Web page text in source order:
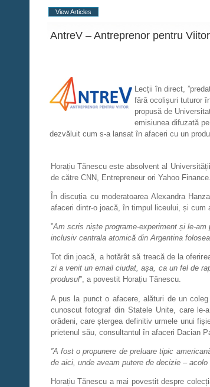
View Articles
AntreV – Antreprenor pentru
Lecții în direct,
fără ocolișuri tuturor
propusă de
emisiunea difuzată
dezvăluit cum s-a lansat în afaceri cu un
Horațiu Tănescu este absolvent al
de către CNN, Entrepreneur ori Yahoo Finance.
În discuția cu moderatoarea Alexandra
afaceri dintr-o joacă, în timpul liceului, și cum
”Am scris niște programe-experiment și le-
inclusiv centrala atomică din Argentina
Tot din joacă, a hotărât să treacă de la
zi a venit un email ciudat, așa, ca un fel de
produsul”, a povestit Horațiu Tănescu.
A pus la punct o afacere, alături de un
cunoscut fotograf din Statele Unite, care
orădeni, care ștergea definitiv urmele unui
prietenul său, consultantul în afaceri Dacian
”A fost o propunere de preluare tipic
de aici, unde aveam putere de decizie –
Horațiu Tănescu a mai povestit despre